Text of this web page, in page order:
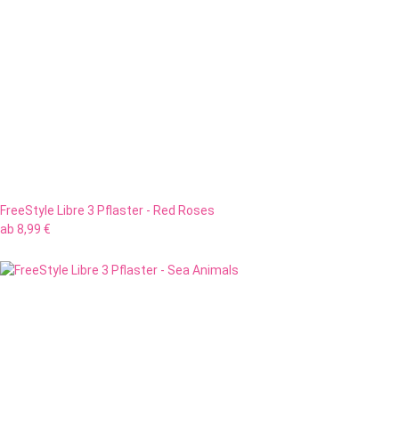
FreeStyle Libre 3 Pflaster - Red Roses
ab 8,99 €